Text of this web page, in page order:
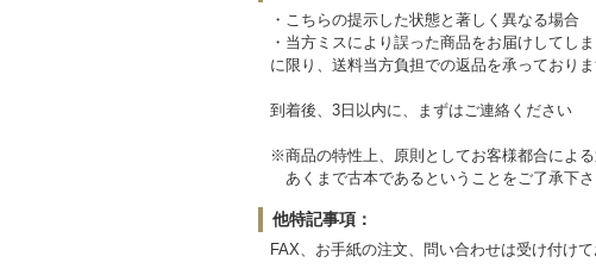
・こちらの提示した状態と著しく異なる場合
・当方ミスにより誤った商品をお届けしてし
に限り、送料当方負担での返品を承っており
到着後、3日以内に、まずはご連絡ください
※商品の特性上、原則としてお客様都合によ
あくまで古本であるということをご了承下
他特記事項：
FAX、お手紙の注文、問い合わせは受け付けて